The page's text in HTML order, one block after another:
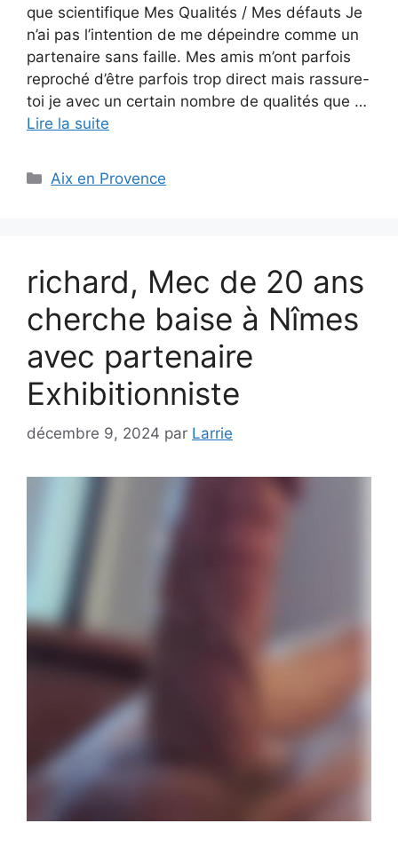
que scientifique Mes Qualités / Mes défauts Je
n’ai pas l’intention de me dépeindre comme un
partenaire sans faille. Mes amis m’ont parfois
reproché d’être parfois trop direct mais rassure-
toi je avec un certain nombre de qualités que …
Lire la suite
Catégories
Aix en Provence
richard, Mec de 20 ans
cherche baise à Nîmes
avec partenaire
Exhibitionniste
décembre 9, 2024 par Larrie